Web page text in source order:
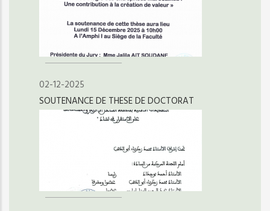
02-12-2025
SOUTENANCE DE THESE DE DOCTORAT